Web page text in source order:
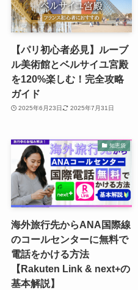
【パリ初心者必見】ルーブ
ル美術館とベルサイユ宮殿
を120%楽しむ！完全攻略
ガイド
2025年6月23日 2025年7月31日
知恵袋
海外旅行先からANA国際線
のコールセンターに無料で
電話をかける方法
【Rakuten Link & next+の
基本解説】